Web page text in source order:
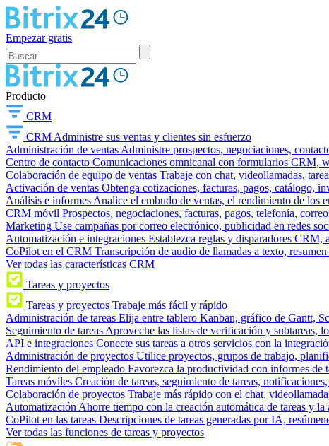
Empezar gratis
Producto
CRM
CRM Administre sus ventas y clientes sin esfuerzo
Administración de ventas Administre prospectos, negociaciones,
Centro de contacto Comunicaciones omnicanal con formularios CRM,
Colaboración de equipo de ventas Trabaje con chat, videollamadas,
Activación de ventas Obtenga cotizaciones, facturas, pagos, catálogo,
Análisis e informes Analice el embudo de ventas, el rendimiento de los
CRM móvil Prospectos, negociaciones, facturas, pagos, telefonía,
Marketing Use campañas por correo electrónico, publicidad en redes
Automatización e integraciones Establezca reglas y disparadores
CoPilot en el CRM Transcripción de audio de llamadas a texto,
Ver todas las características CRM
Tareas y proyectos
Tareas y proyectos Trabaje más fácil y rápido
Administración de tareas Elija entre tablero Kanban, gráfico de Gantt,
Seguimiento de tareas Aproveche las listas de verificación y subtareas,
API e integraciones Conecte sus tareas a otros servicios con la
Administración de proyectos Utilice proyectos, grupos de trabajo,
Rendimiento del empleado Favorezca la productividad con informes de
Tareas móviles Creación de tareas, seguimiento de tareas,
Colaboración de proyectos Trabaje más rápido con el chat,
Automatización Ahorre tiempo con la creación automática de tareas y
CoPilot en las tareas Descripciones de tareas generadas por IA,
Ver todas las funciones de tareas y proyectos